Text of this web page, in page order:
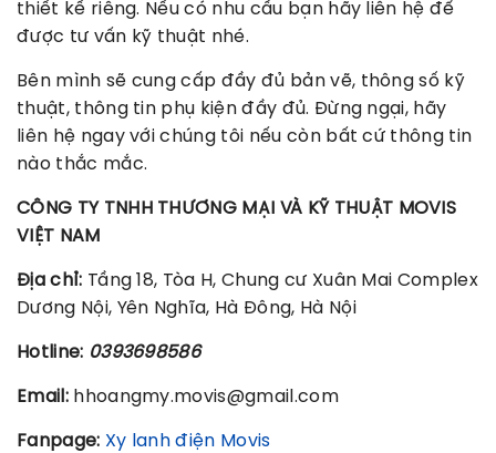
thiết kế riêng. Nếu có nhu cầu bạn hãy liên hệ để
được tư vấn kỹ thuật nhé.
Bên mình sẽ cung cấp đầy đủ bản vẽ, thông số kỹ
thuật, thông tin phụ kiện đầy đủ. Đừng ngại, hãy
liên hệ ngay với chúng tôi nếu còn bất cứ thông tin
nào thắc mắc.
CÔNG TY TNHH THƯƠNG MẠI VÀ KỸ THUẬT MOVIS
VIỆT NAM
Địa chỉ: Tầng 18, Tòa H, Chung cư Xuân Mai Complex
Dương Nội, Yên Nghĩa, Hà Đông, Hà Nội
Hotline: 0393698586
Email:hhoangmy.movis@gmail.com
Fanpage: Xy lanh điện Movis